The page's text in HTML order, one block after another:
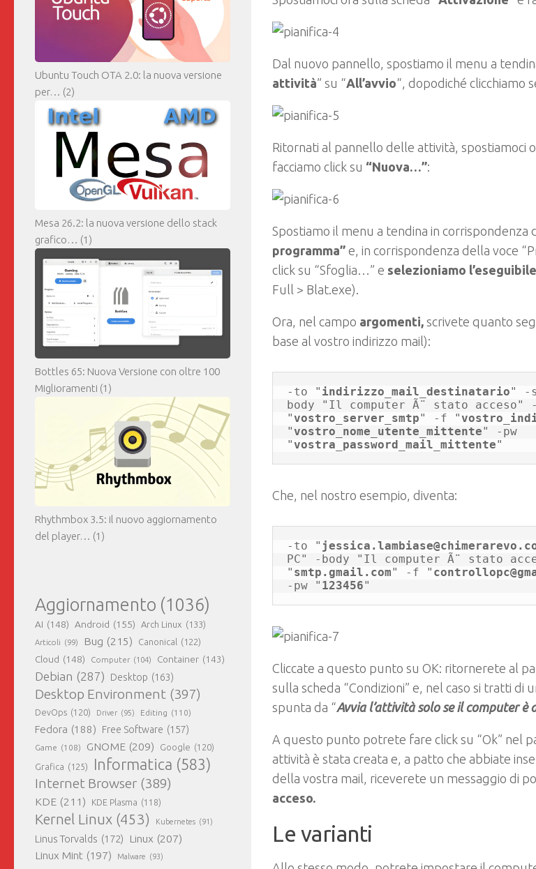
Dal nuovo pannello, spostiamo il menu a
attività” su “All’avvio“, dopodiché clicchiamo
Ritornati al pannello delle attività, spostiamoci
facciamo click su “Nuova…”:
Spostiamo il menu a tendina in corrispondenza
programma” e, in corrispondenza della voce
click su “Sfoglia…” e selezioniamo
Full > Blat.exe).
Ora, nel campo argomenti, scrivete quanto
base al vostro indirizzo mail):
-to " indirizzo_mail_destinatario" -
body "Il computer Ã¨ stato acceso"
"vostro_server_smtp" -f "
"vostro_nome_utente_mittente" -pw
"vostra_password_mail_mittente"
Che, nel nostro esempio, diventa:
-to "
PC" -body "Il computer Ã¨ stato
" smtp.gmail.com" -f "
-pw " 123456"
Cliccate a questo punto su OK: ritornerete al
sulla scheda “Condizioni” e, nel caso si tratti
spunta da “Avvia l’attività solo se il computer
A questo punto potrete fare click su “Ok” nel
attività è stata creata e, a patto che abbiate
della vostra mail, riceverete un messaggio di
acceso.
Le varianti
Ubuntu Touch OTA 2.0: la nuova versione
per… (2)
Mesa 26.2: la nuova versione dello stack
grafico… (1)
Bottles 65: Nuova Versione con oltre 100
Miglioramenti (1)
Rhythmbox 3.5: il nuovo aggiornamento
del player… (1)
Aggiornamento (1036)
AI (148) Android (155) Arch Linux (133)
Articoli (99) Bug (215) Canonical (122)
Cloud (148) Computer (104) Container (143)
Debian (287) Desktop (163)
Desktop Environment (397)
DevOps (120) Driver (95) Editing (110)
Fedora (188) Free Software (157)
Game (108) GNOME (209) Google (120)
Grafica (125) Informatica (583)
Internet Browser (389)
KDE (211) KDE Plasma (118)
Kernel Linux (453) Kubernetes (91)
Linus Torvalds (172) Linux (207)
Linux Mint (197) Malware (93)